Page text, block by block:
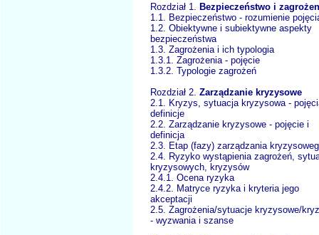
Rozdział 1.
Bezpieczeństwo i
1.1. Bezpieczeństwo - rozumienie
1.2. Obiektywne i subiektywne aspekty
bezpieczeństwa
1.3. Zagrożenia i ich typologia
1.3.1. Zagrożenia - pojęcie
1.3.2. Typologie zagrożeń
Rozdział 2. Zarządzanie kryzysowe
2.1. Kryzys, sytuacja kryzysowa -
definicje
2.2. Zarządzanie kryzysowe - pojęcie i
definicja
2.3. Etap (fazy) zarządzania
2.4. Ryzyko wystąpienia zagrożeń,
kryzysowych, kryzysów
2.4.1. Ocena ryzyka
2.4.2. Matryce ryzyka i kryteria jego
akceptacji
2.5. Zagrożenia/sytuacje kryzysowe/
- wyzwania i szanse